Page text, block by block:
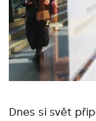
Dnes si svět